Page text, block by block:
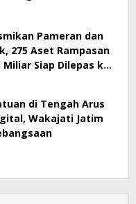
Pameran dan
275 Aset Rampasan
Miliar Siap Dilepas ke
di Tengah Arus
Wakajati Jatim